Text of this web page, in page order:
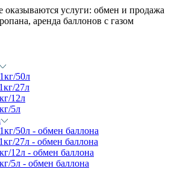
оказываются услуги: обмен и продажа
аренда баллонов с газом
50л
27л
12л
5л
50л - обмен баллона
27л - обмен баллона
12л - обмен баллона
5л - обмен баллона